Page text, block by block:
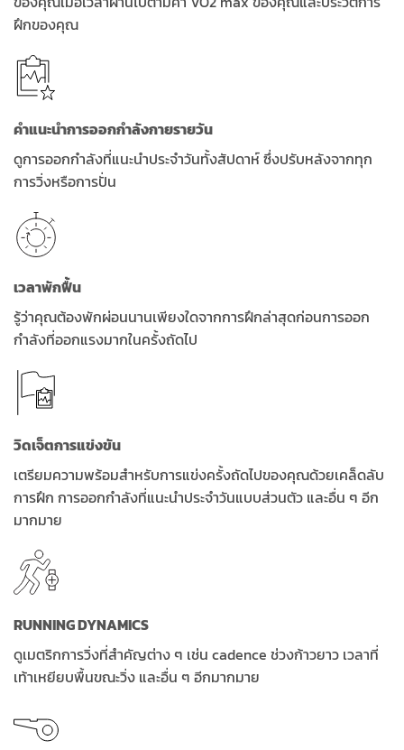
ฝึกของคุณ
คำแนะนำการออกกำลังกายรายวัน
ดูการออกกำลังที่แนะนำประจำวันทั้งสัปดาห์ ซึ่งปรับหลังจากทุก
การวิ่งหรือการปั่น
เวลาพักฟื้น
รู้ว่าคุณต้องพักผ่อนนานเพียงใดจากการฝึกล่าสุดก่อนการออก
กำลังที่ออกแรงมากในครั้งถัดไป
วิดเจ็ตการแข่งขัน
เตรียมความพร้อมสำหรับการแข่งครั้งถัดไปของคุณด้วยเคล็ดลับ
การฝึก การออกกำลังที่แนะนำประจำวันแบบส่วนตัว และอื่น ๆ อีก
มากมาย
RUNNING DYNAMICS
ดูเมตริกการวิ่งที่สำคัญต่าง ๆ เช่น cadence ช่วงก้าวยาว เวลาที่
เท้าเหยียบพื้นขณะวิ่ง และอื่น ๆ อีกมากมาย